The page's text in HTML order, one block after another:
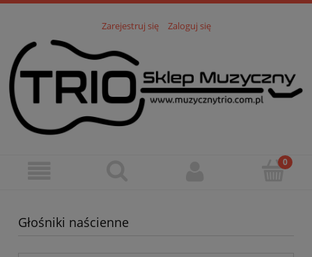
Zarejestruj się Zaloguj się
Głośniki naścienne